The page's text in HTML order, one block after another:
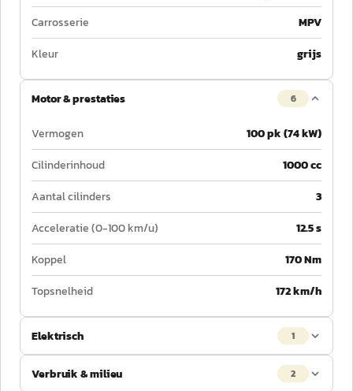
Carrosserie
MPV
Kleur
grijs
Motor & prestaties 6
Vermogen
100 pk (74 kW)
Cilinderinhoud
1000 cc
Aantal cilinders
3
Acceleratie (0-100 km/u)
12.5 s
Koppel
170 Nm
Topsnelheid
172 km/h
Elektrisch 1
Verbruik & milieu 2